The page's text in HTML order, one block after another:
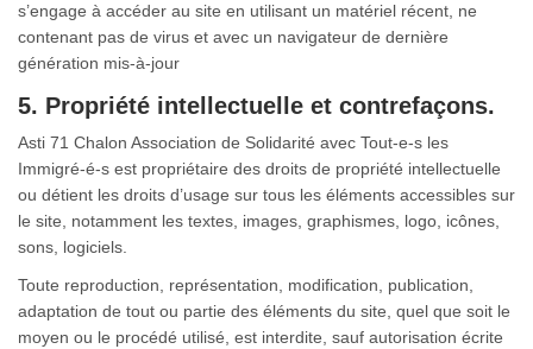
s’engage à accéder au site en utilisant un matériel récent, ne
contenant pas de virus et avec un navigateur de dernière
génération mis-à-jour
5. Propriété intellectuelle et contrefaçons.
Asti 71 Chalon Association de Solidarité avec Tout-e-s les
Immigré-é-s est propriétaire des droits de propriété intellectuelle
ou détient les droits d’usage sur tous les éléments accessibles sur
le site, notamment les textes, images, graphismes, logo, icônes,
sons, logiciels.
Toute reproduction, représentation, modification, publication,
adaptation de tout ou partie des éléments du site, quel que soit le
moyen ou le procédé utilisé, est interdite, sauf autorisation écrite